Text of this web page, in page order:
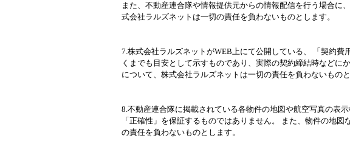
また、不動産連合隊や情報提供元からの情報配信を行う場合
式会社ラルズネットは一切の責任を負わないものとします。
7.株式会社ラルズネットがWEB上にて公開している、 「契約
くまでも目安として示すものであり、実際の契約締結時など
について、株式会社ラルズネットは一切の責任を負わないものと
8.不動産連合隊に掲載されている各物件の地図や航空写真の表
「正確性」を保証するものではありません。 また、物件の地
の責任を負わないものとします。